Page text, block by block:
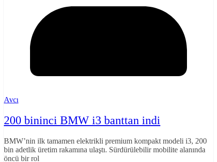
Avcı
200 bininci BMW i3 banttan indi
BMW’nin ilk tamamen elektrikli premium kompakt modeli i3, 200
bin adetlik üretim rakamına ulaştı. Sürdürülebilir mobilite alanında
öncü bir rol